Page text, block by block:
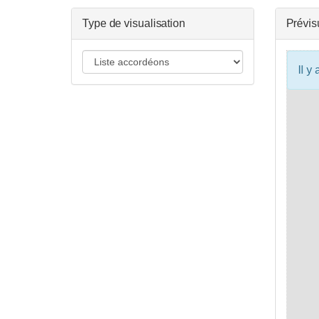
Type de visualisation